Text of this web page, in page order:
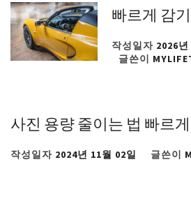
빠르게 감
작성일자 2026
글쓴이
사진 용량 줄이는 법 빠르
작성일자 2024년 11월 02일 글쓴이